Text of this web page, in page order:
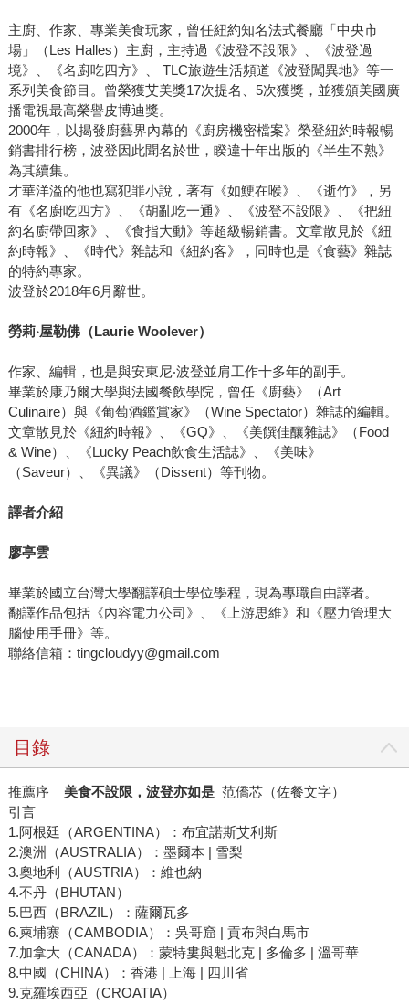
主廚、作家、專業美食玩家，曾任紐約知名法式餐廳「中央市
場」（Les Halles）主廚，主持過《波登不設限》、《波登過
境》、《名廚吃四方》、 TLC旅遊生活頻道《波登闖異地》等一
系列美食節目。曾榮獲艾美獎17次提名、5次獲獎，並獲頒美國廣
播電視最高榮譽皮博迪獎。
2000年，以揭發廚藝界內幕的《廚房機密檔案》榮登紐約時報暢
銷書排行榜，波登因此聞名於世，睽違十年出版的《半生不熟》
為其續集。
才華洋溢的他也寫犯罪小說，著有《如鯁在喉》、《逝竹》，另
有《名廚吃四方》、《胡亂吃一通》、《波登不設限》、《把紐
約名廚帶回家》、《食指大動》等超級暢銷書。文章散見於《紐
約時報》、《時代》雜誌和《紐約客》，同時也是《食藝》雜誌
的特約專家。
波登於2018年6月辭世。
勞莉‧屋勒佛（Laurie Woolever）
作家、編輯，也是與安東尼‧波登並肩工作十多年的副手。
畢業於康乃爾大學與法國餐飲學院，曾任《廚藝》（Art
Culinaire）與《葡萄酒鑑賞家》（Wine Spectator）雜誌的編輯。
文章散見於《紐約時報》、《GQ》、《美饌佳釀雜誌》（Food
& Wine）、《Lucky Peach飲食生活誌》、《美味》
（Saveur）、《異議》（Dissent）等刊物。
譯者介紹
廖亭雲
畢業於國立台灣大學翻譯碩士學位學程，現為專職自由譯者。
翻譯作品包括《內容電力公司》、《上游思維》和《壓力管理大
腦使用手冊》等。
聯絡信箱：tingcloudyy@gmail.com
目錄
推薦序 美食不設限，波登亦如是范僑芯（佐餐文字）
引言
1.阿根廷（ARGENTINA）：布宜諾斯艾利斯
2.澳洲（AUSTRALIA）：墨爾本 | 雪梨
3.奧地利（AUSTRIA）：維也納
4.不丹（BHUTAN）
5.巴西（BRAZIL）：薩爾瓦多
6.柬埔寨（CAMBODIA）：吳哥窟 | 貢布與白馬市
7.加拿大（CANADA）：蒙特婁與魁北克 | 多倫多 | 溫哥華
8.中國（CHINA）：香港 | 上海 | 四川省
9.克羅埃西亞（CROATIA）